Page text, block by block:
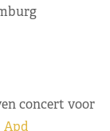
concert voor